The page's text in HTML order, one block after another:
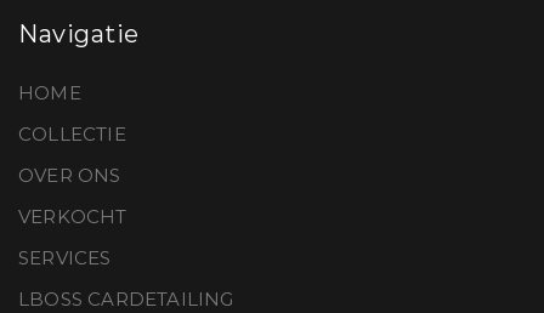
Navigatie
HOME
COLLECTIE
OVER ONS
VERKOCHT
SERVICES
LBOSS CARDETAILING